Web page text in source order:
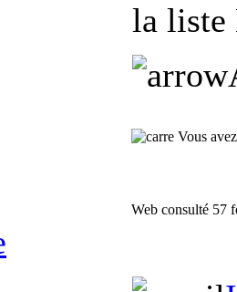
la
Vous
Web consulté 57